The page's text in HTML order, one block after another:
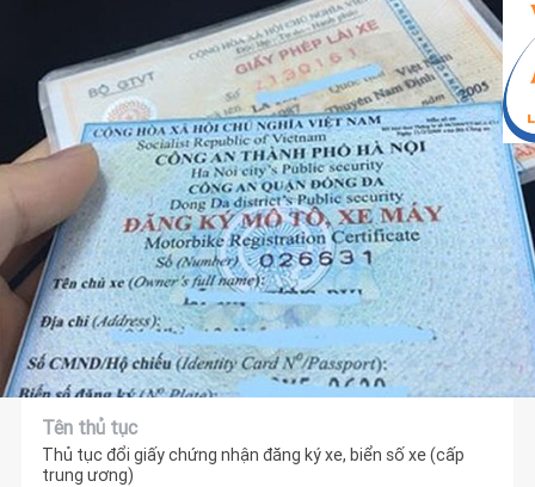
Tên thủ tục
Thủ tục đổi giấy chứng nhận đăng ký xe, biển số xe (cấp
trung ương)